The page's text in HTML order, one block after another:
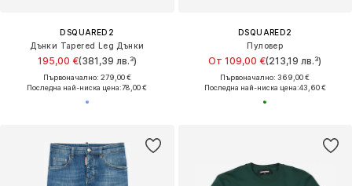
DSQUARED2
Дънки Tapered Leg Дънки
195,00 €(381,39 лв.³)
Първоначално: 279,00 €
Последна най-ниска цена:78,00 €
DSQUARED2
Пуловер
От 109,00 €(213,19 лв.³)
Първоначално: 369,00 €
Последна най-ниска цена:43,60 €